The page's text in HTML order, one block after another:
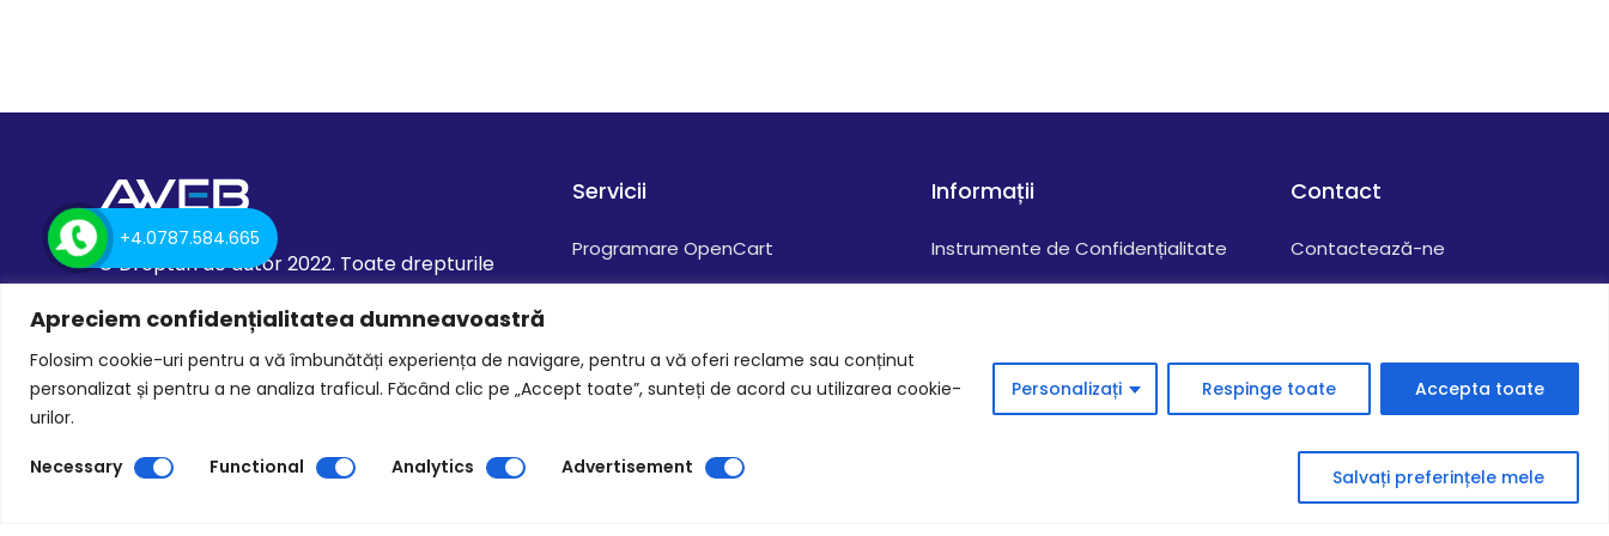
Apreciem confidențialitatea dumneavoastră
Folosim cookie-uri pentru a vă îmbunătăți experiența de navigare, pentru a vă oferi reclame sau conținut
personalizat și pentru a ne analiza traficul. Făcând clic pe „Accept toate”, sunteți de acord cu utilizarea cookie-
urilor.
Personalizați Respinge toate Accepta toate
Necessary Functional Analytics Advertisement Salvați preferințele mele
© Drepturi de autor 2022. Toate drepturile
Adresa: Str. George Ranetti, nr. 15, Bucuresti
Telefon:(+40) 787 584 665
Servicii
Programare OpenCart
Creare Magazine Online
Informații
Instrumente de Confidențialitate
Termeni și condiții
Prelucrarea Datelor
Contact
Contactează-ne
Despre Noi
+4.0787.584.665